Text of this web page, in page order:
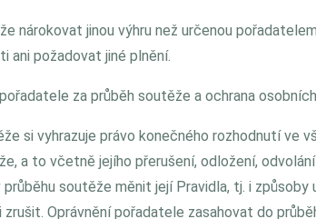
nárokovat jinou výhru než určenou
ani požadovat jiné plnění.
za průběh soutěže a ochrana
si vyhrazuje právo konečného rozhodnutí ve
a to včetně jejího přerušení, odložení,
soutěže měnit její Pravidla, tj. i způsoby
Oprávnění pořadatele zasahovat do